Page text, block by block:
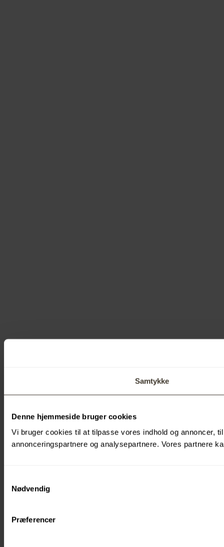
Samtykke
Denne hjemmeside bruger cookies
Vi bruger cookies til at tilpasse vores indhold og annoncer,
annonceringspartnere og analysepartnere. Vores partnere
Nødvendig
Præferencer